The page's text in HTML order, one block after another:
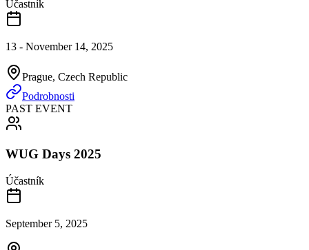
Účastník
13 - November 14, 2025
Prague, Czech Republic
Podrobnosti
PAST EVENT
WUG Days 2025
Účastník
September 5, 2025